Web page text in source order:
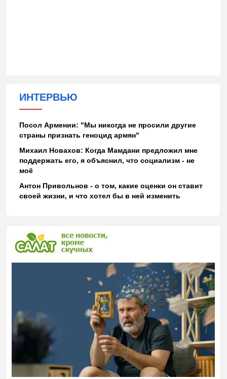
ИНТЕРВЬЮ
Посол Армении: "Мы никогда не просили другие
страны признать геноцид армян"
Михаил Новахов: Когда Мамдани предложил мне
поддержать его, я объяснил, что социализм - не
моё
Антон Привольнов - о том, какие оценки он ставит
своей жизни, и что хотел бы в ней изменить